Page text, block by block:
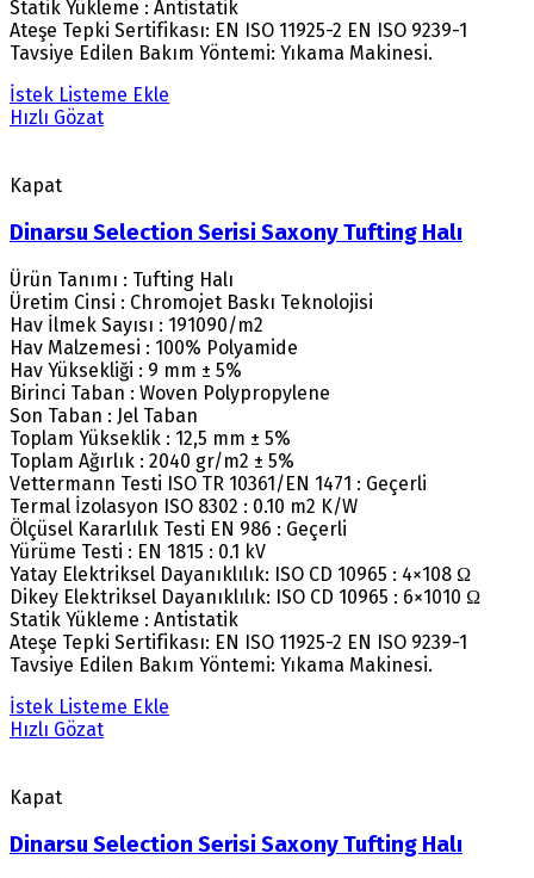
Statik Yükleme : Antistatik
Ateşe Tepki Sertifikası: EN ISO 11925-2 EN ISO 9239-1
Tavsiye Edilen Bakım Yöntemi: Yıkama Makinesi.
İstek Listeme Ekle
Hızlı Gözat
Kapat
Dinarsu Selection Serisi Saxony Tufting Halı
Ürün Tanımı : Tufting Halı
Üretim Cinsi : Chromojet Baskı Teknolojisi
Hav İlmek Sayısı : 191090/m2
Hav Malzemesi : 100% Polyamide
Hav Yüksekliği : 9 mm ± 5%
Birinci Taban : Woven Polypropylene
Son Taban : Jel Taban
Toplam Yükseklik : 12,5 mm ± 5%
Toplam Ağırlık : 2040 gr/m2 ± 5%
Vettermann Testi ISO TR 10361/EN 1471 : Geçerli
Termal İzolasyon ISO 8302 : 0.10 m2 K/W
Ölçüsel Kararlılık Testi EN 986 : Geçerli
Yürüme Testi : EN 1815 : 0.1 kV
Yatay Elektriksel Dayanıklılık: ISO CD 10965 : 4×108 Ω
Dikey Elektriksel Dayanıklılık: ISO CD 10965 : 6×1010 Ω
Statik Yükleme : Antistatik
Ateşe Tepki Sertifikası: EN ISO 11925-2 EN ISO 9239-1
Tavsiye Edilen Bakım Yöntemi: Yıkama Makinesi.
İstek Listeme Ekle
Hızlı Gözat
Kapat
Dinarsu Selection Serisi Saxony Tufting Halı